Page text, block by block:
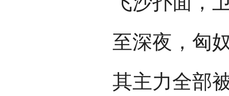
至深夜，匈
其主力全部